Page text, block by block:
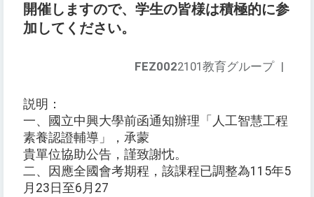
開催しますので、学生の皆様は積極的に参
加してください。
FEZ0022101教育グループ |
説明：
一、國立中興大學前函通知辦理「人工智慧工程
素養認證輔導」，承蒙
貴單位協助公告，謹致謝忱。
二、因應全國會考期程，該課程已調整為115年5
月23日至6月27